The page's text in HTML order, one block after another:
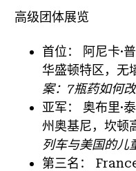
高级团体展览
首位： 阿尼卡·
华盛顿特区，无
案：7瓶药如何
亚军： 奥布里·
州奥基尼，坎顿
列车与美国的儿
第三名：